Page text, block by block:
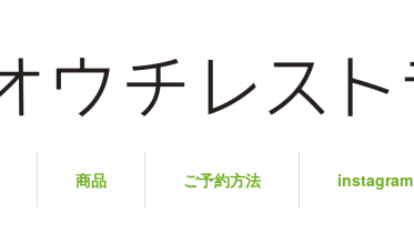
商品 ご予約方法 instagram